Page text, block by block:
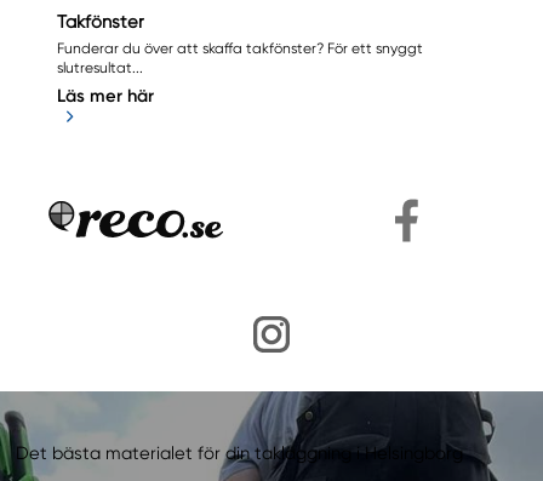
Takfönster
Funderar du över att skaffa takfönster? För ett snyggt
slutresultat...
Läs mer här
Det bästa materialet för din takläggning i Helsingborg